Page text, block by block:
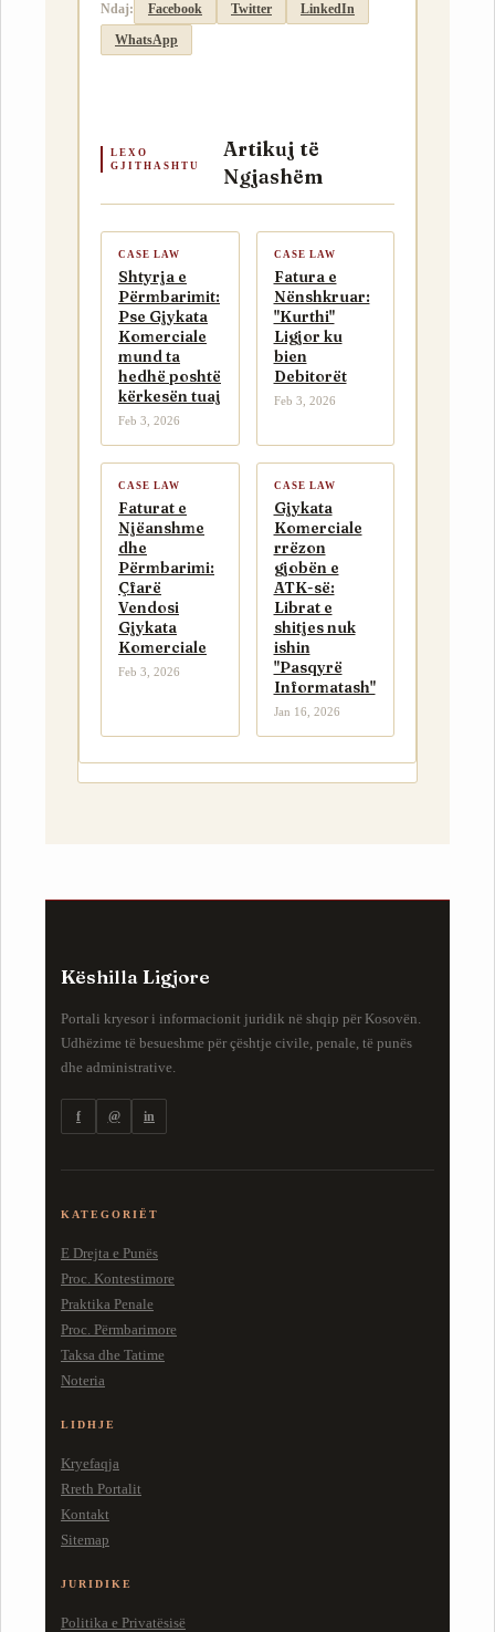
Ndaj: Facebook Twitter
LinkedIn
WhatsApp
LEXO
GJITHASHTU
Artikuj të
Ngjashëm
CASE LAW
Shtyrja e
Përmbarimit:
Pse Gjykata
Komerciale
mund ta
hedhë poshtë
kërkesën tuaj
Feb 3, 2026
CASE LAW
Fatura e
Nënshkruar:
"Kurthi"
Ligjor ku
bien
Debitorët
Feb 3, 2026
CASE LAW
Faturat e
Njëanshme
dhe
Përmbarimi:
Çfarë
Vendosi
Gjykata
Komerciale
Feb 3, 2026
CASE LAW
Gjykata
Komerciale
rrëzon
gjobën e
ATK-së:
Librat e
shitjes nuk
ishin
"Pasqyrë
Informatash"
Jan 16, 2026
Këshilla Ligjore
Portali kryesor i informacionit juridik në shqip për Kosovën.
Udhëzime të besueshme për çështje civile, penale, të punës
dhe administrative.
f @ in
KATEGORIËT
E Drejta e Punës
Proc. Kontestimore
Praktika Penale
Proc. Përmbarimore
Taksa dhe Tatime
Noteria
LIDHJE
Kryefaqja
Rreth Portalit
Kontakt
Sitemap
JURIDIKE
Politika e Privatësisë